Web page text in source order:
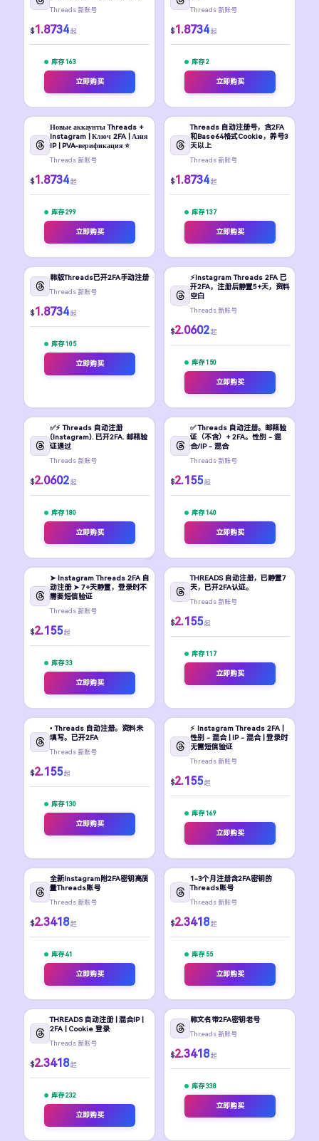
Threads 新账号
$1.8734 起
库存 163
立即购买
Threads 新账号
$1.8734 起
库存 2
立即购买
Новые аккаунты Threads +
Instagram | Ключ 2FA | Азия
IP | PVA-верификация ⭐
Threads 新账号
$1.8734 起
库存 299
立即购买
Threads 自动注册号，含2FA
和Base64格式Cookie，养号3
天以上
Threads 新账号
$1.8734 起
库存 137
立即购买
韩版Threads已开2FA手动注册
Threads 新账号
$1.8734 起
库存 105
立即购买
⚡️Instagram Threads 2FA 已
开2FA，注册后静置5+天，资料
空白
Threads 新账号
$2.0602 起
库存 150
立即购买
✅⚡️ Threads 自动注册
(Instagram). 已开2FA. 邮箱验
证通过
Threads 新账号
$2.0602 起
库存 180
立即购买
✅ Threads 自动注册。邮箱验
证（不含）+ 2FA。性别 - 混
合/IP - 混合
Threads 新账号
$2.155 起
库存 140
立即购买
➤ Instagram Threads 2FA 自
动注册 ➤ 7+天静置，登录时不
需要短信验证
Threads 新账号
$2.155 起
库存 33
立即购买
THREADS 自动注册，已静置7
天，已开2FA认证。
Threads 新账号
$2.155 起
库存 117
立即购买
• Threads 自动注册。资料未
填写。已开2FA
Threads 新账号
$2.155 起
库存 130
立即购买
⚡️ Instagram Threads 2FA |
性别 - 混合 | IP - 混合 | 登录时
无需短信验证
Threads 新账号
$2.155 起
库存 169
立即购买
全新Instagram附2FA密钥高质
量Threads账号
Threads 新账号
$2.3418 起
库存 41
立即购买
1-3个月注册含2FA密钥的
Threads账号
Threads 新账号
$2.3418 起
库存 55
立即购买
THREADS 自动注册 | 混合IP |
2FA | Cookie 登录
Threads 新账号
$2.3418 起
库存 232
立即购买
韩文名带2FA密钥老号
Threads 新账号
$2.3418 起
库存 338
立即购买